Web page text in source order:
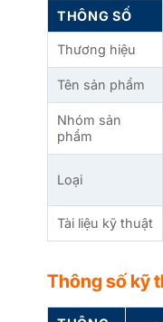
THÔNG SỐ
Thương hiệu
Tên sản phẩm
Nhóm sản
phẩm
Loại
Tài liệu kỹ thuật
Thông số kỹ